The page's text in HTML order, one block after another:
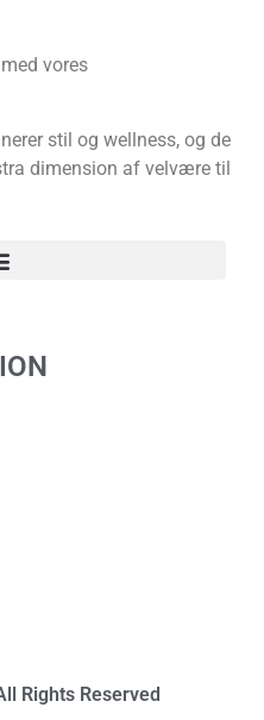
vores
stil og wellness, og de
dimension af velvære til
Rights Reserved